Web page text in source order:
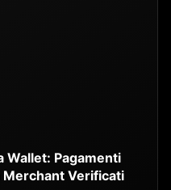
Wallet: Pagamenti
Verificati